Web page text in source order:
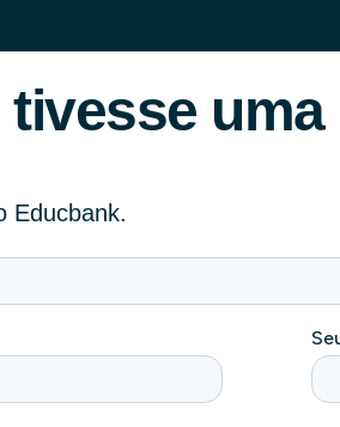
tivesse uma
Educbank.